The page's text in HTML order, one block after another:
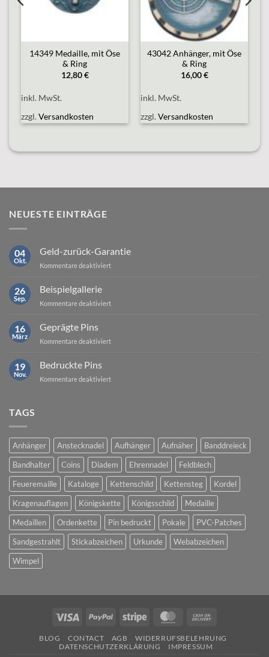
14349 Medaille, mit Öse
& Ring
12,80€
inkl. MwSt.
zzgl.Versandkosten
43042 Anhänger, mit Öse
& Ring
16,00€
inkl. MwSt.
zzgl.Versandkosten
NEUESTE EINTRÄGE
04
Okt.
Geld-zurück-Garantie
Kommentare deaktiviertfür
26
Sep.
Beispielgallerie
Kommentare deaktiviertfür
16
März
Geprägte Pins
Kommentare deaktiviertfür
19
Nov.
Bedruckte Pins
Kommentare deaktiviertfür
TAGS
Anhänger Anstecknadel Aufhänger Aufnäher
Banddreieck
Bandhalter
Coins Diadem Ehrennadel
Feldblech
Feueremaille
Kataloge Kettenschild Kettensteg
Kordel
Kragenauflagen
Königskette Königsschild
Medaille
Medaillen
Ordenkette Pin bedruckt Pokale
PVC-Patches
Sandgestrahlt
Stickabzeichen Urkunde
Webabzeichen
Wimpel
Visa PayPal Stripe MasterCard
Delivery
BLOG CONTACT AGB
WIDERRUFSBELEHRUNG
DATENSCHUTZERKLÄRUNG
IMPRESSUM